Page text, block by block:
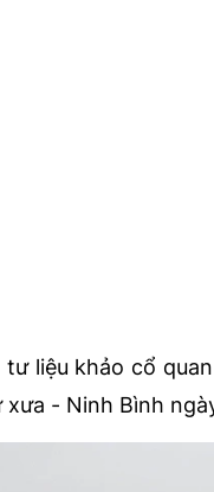
liệu khảo cổ
- Ninh Bình